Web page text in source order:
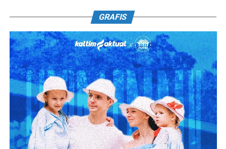
GRAFIS